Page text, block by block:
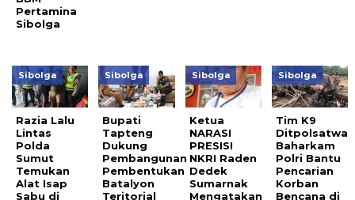
Pertamina
Sibolga
Sibolga
Razia Lalu
Lintas
Polda
Sumut
Temukan
Alat Isap
Sabu di
Sibolga
Bupati
Tapteng
Dukung
Pembangunan
Pembentukan
Batalyon
Teritorial
Sibolga
Ketua
NARASI
PRESISI
NKRI Raden
Dedek
Sumarnak
Mengatakan
Sibolga
Tim K9
Ditpolsatwa
Baharkam
Polri Bantu
Pencarian
Korban
Bencana di